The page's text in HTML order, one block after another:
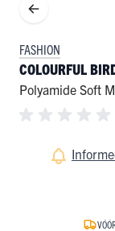
FASHION
COLOURFUL
Polyamide Soft